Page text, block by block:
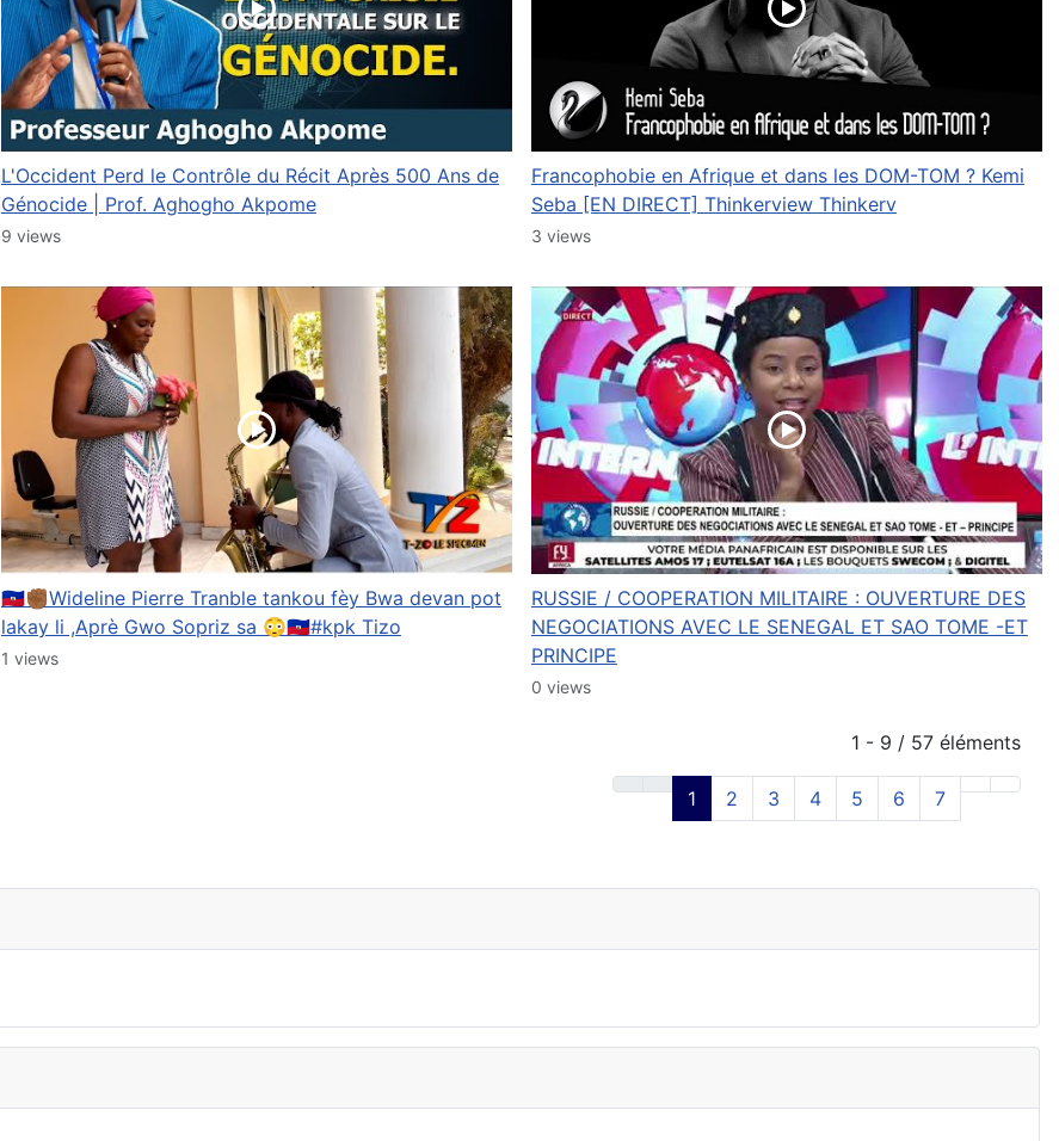
L'Occident Perd le Contrôle du Récit Après 500 Ans de
Génocide | Prof. Aghogho Akpome
9 views
Francophobie en Afrique et dans les DOM-TOM ? Kemi
Seba [EN DIRECT] Thinkerview Thinkerv
3 views
🇭🇹✊🏾Wideline Pierre Tranble tankou fèy Bwa devan pot
lakay li ,Aprè Gwo Sopriz sa 😳🇭🇹#kpk Tizo
1 views
RUSSIE / COOPERATION MILITAIRE : OUVERTURE DES
NEGOCIATIONS AVEC LE SENEGAL ET SAO TOME -ET
PRINCIPE
0 views
1 - 9 / 57 éléments
1 2 3 4 5 6 7